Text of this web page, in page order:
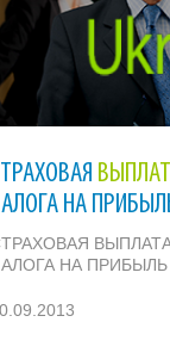
НА
НА ПРИБЫЛЬ